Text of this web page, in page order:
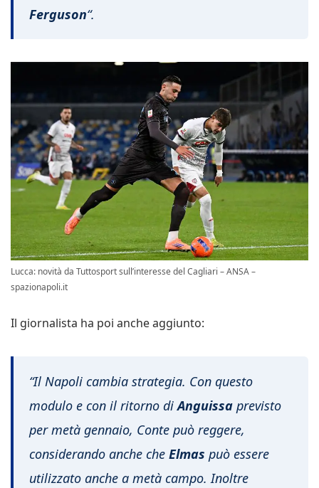
Ferguson“.
Lucca: novità da Tuttosport sull’interesse del Cagliari – ANSA –
spazionapoli.it
Il giornalista ha poi anche aggiunto:
“Il Napoli cambia strategia. Con questo
modulo e con il ritorno diAnguissa previsto
per metà gennaio, Conte può reggere,
considerando anche che Elmas può essere
utilizzato anche a metà campo. Inoltre